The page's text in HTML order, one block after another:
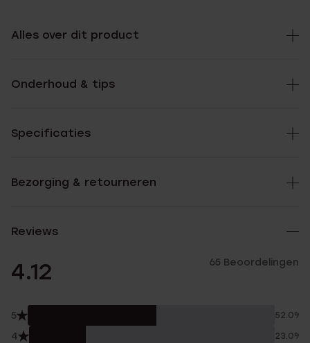
Alles over dit product
Onderhoud & tips
Specificaties
Bezorging & retourneren
Reviews
4.12 65 Beoordelingen
5 52.0%
4 23.0%